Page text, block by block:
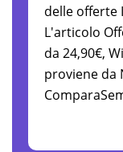
delle offerte
L'articolo
da 24,90€,
proviene da